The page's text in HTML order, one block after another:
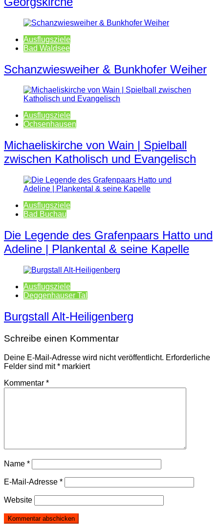
Ausflugsziele
Bad Waldsee
Schanzwiesweiher & Bunkhofer Weiher
Ausflugsziele
Ochsenhausen
Michaeliskirche von Wain | Spielball
zwischen Katholisch und Evangelisch
Ausflugsziele
Bad Buchau
Die Legende des Grafenpaars Hatto und
Adeline | Plankental & seine Kapelle
Ausflugsziele
Deggenhauser Tal
Burgstall Alt-Heiligenberg
Schreibe einen Kommentar
Deine E-Mail-Adresse wird nicht veröffentlicht. Erforderliche
Felder sind mit* markiert
Kommentar *
Name *
E-Mail-Adresse *
Website